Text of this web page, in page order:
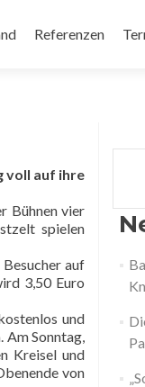
Referenzen
voll auf ihre
Bühnen vier
spielen
auf
3,50 Euro
und
Am Sonntag,
Kreisel und
von